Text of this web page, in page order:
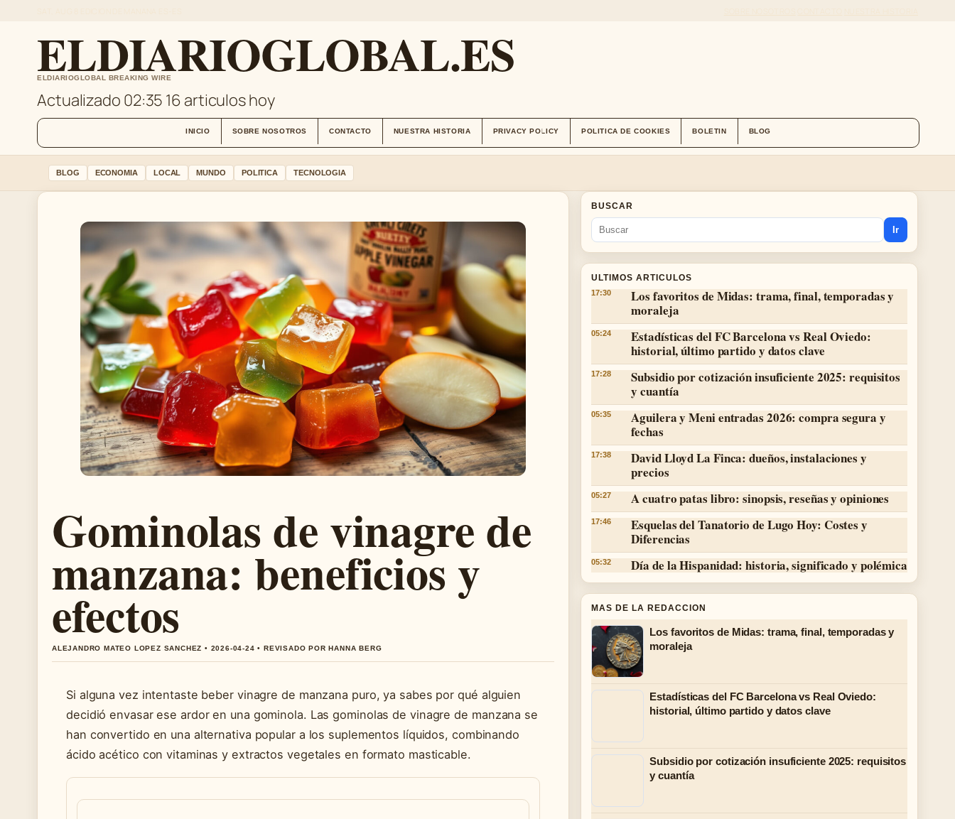
ELDIARIOGLOBAL.ES
ELDIARIOGLOBAL BREAKING WIRE
Actualizado 02:35 16 articulos hoy
INICIO SOBRE NOSOTROS CONTACTO NUESTRA HISTORIA PRIVACY POLICY POLITICA DE COOKIES BOLETIN BLOG
BLOG ECONOMIA LOCAL MUNDO POLITICA TECNOLOGIA
Gominolas de vinagre de
manzana: beneficios y
efectos
ALEJANDRO MATEO LOPEZ SANCHEZ • 2026-04-24 • REVISADO POR HANNA BERG
Si alguna vez intentaste beber vinagre de manzana puro, ya sabes por qué alguien
decidió envasar ese ardor en una gominola. Las gominolas de vinagre de manzana se
han convertido en una alternativa popular a los suplementos líquidos, combinando
ácido acético con vitaminas y extractos vegetales en formato masticable.
BUSCAR
Ir
ULTIMOS ARTICULOS
17:30
Los favoritos de Midas: trama, final, temporadas y
moraleja
05:24
Estadísticas del FC Barcelona vs Real Oviedo:
historial, último partido y datos clave
17:28
Subsidio por cotización insuficiente 2025: requisitos
y cuantía
05:35
Aguilera y Meni entradas 2026: compra segura y
fechas
17:38
David Lloyd La Finca: dueños, instalaciones y
precios
05:27 A cuatro patas libro: sinopsis, reseñas y opiniones
17:46
Esquelas del Tanatorio de Lugo Hoy: Costes y
Diferencias
05:32 Día de la Hispanidad: historia, significado y polémica
MAS DE LA REDACCION
Los favoritos de Midas: trama, final, temporadas y
moraleja
Estadísticas del FC Barcelona vs Real Oviedo:
historial, último partido y datos clave
Subsidio por cotización insuficiente 2025: requisitos
y cuantía